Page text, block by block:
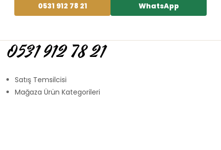
0531 912 78 21 WhatsApp
0531 912 78 21
Satış Temsilcisi
Mağaza Ürün Kategorileri